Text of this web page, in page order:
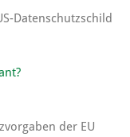
Datenschutzschild
der EU